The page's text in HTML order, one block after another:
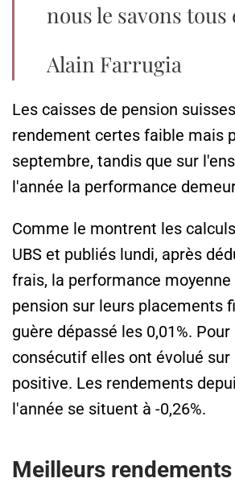
nous le savons
Alain Farrugia
Les caisses de pension
rendement certes faible mais
septembre, tandis que sur
l'année la performance
Comme le montrent les
UBS et publiés lundi, après
frais, la performance moyenne
pension sur leurs placements
guère dépassé les 0,01%.
consécutif elles ont évolué sur
positive. Les rendements
l'année se situent à -0,26%.
Meilleurs